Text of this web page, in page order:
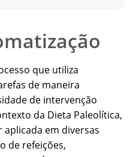
que utiliza
de maneira
de intervenção
da Dieta Paleolítica,
em diversas
de refeições,